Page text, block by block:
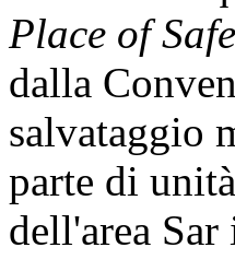
Place of
dalla
salvataggio
parte di
dell'area Sar